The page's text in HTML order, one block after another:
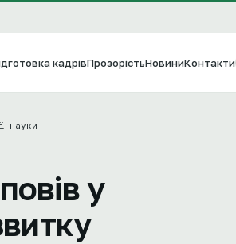
кадрівПрозорістьНовиниКонтакти
науки
у